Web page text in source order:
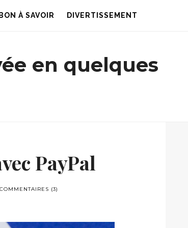
BON À SAVOIR DIVERTISSEMENT
en quelques
PayPal
COMMENTAIRES (3)